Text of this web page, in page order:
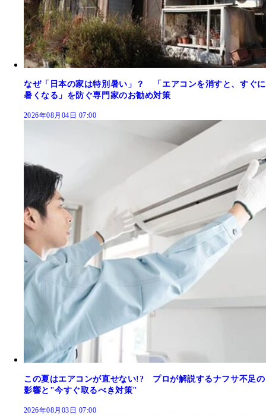
なぜ「日本の家は特別暑い」？ 「エアコンを消すと、すぐに
暑くなる」を防ぐ専門家のお勧め対策
2026年08月04日 07:00
この夏はエアコンが直せない!? プロが解説するナフサ不足の
影響と"今すぐ取るべき対策"
2026年08月03日 07:00